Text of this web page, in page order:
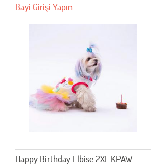
Bayi Girişi Yapın
Happy Birthday Elbise 2XL KPAW-